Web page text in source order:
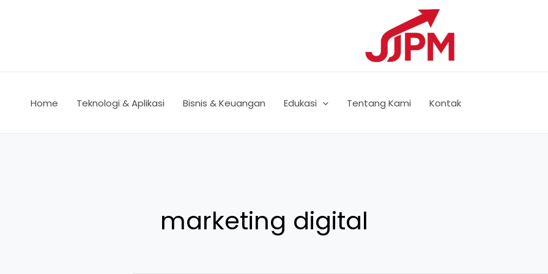
Home Teknologi & Aplikasi Bisnis & Keuangan Edukasi Tentang Kami Kontak
marketing digital